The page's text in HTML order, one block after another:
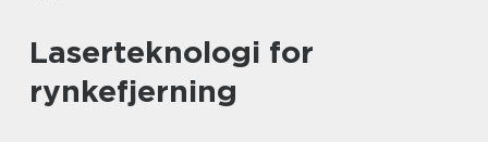
Laserteknologi for
rynkefjerning